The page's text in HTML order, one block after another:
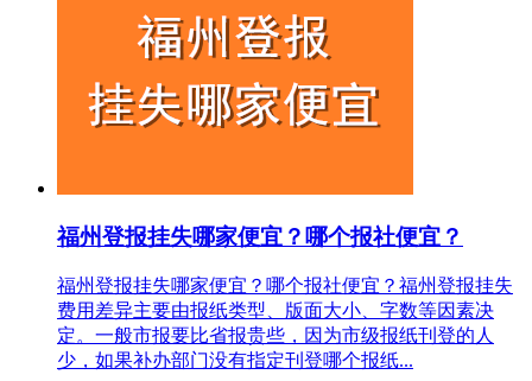
福州登报挂失哪家便宜？哪个报社便宜？
福州登报挂失哪家便宜？哪个报社便宜？福州登报挂失
费用差异主要由报纸类型、版面大小、字数等因素决
定。一般市报要比省报贵些，因为市级报纸刊登的人
少，如果补办部门没有指定刊登哪个报纸...